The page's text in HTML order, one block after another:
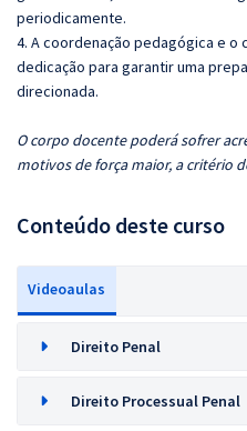
periodicamente.
4. A coordenação pedagógica e
dedicação para garantir uma
direcionada.
O corpo docente poderá sofrer
motivos de força maior, a critério
Conteúdo deste curso
Videoaulas
Direito Penal
Direito Processual Penal